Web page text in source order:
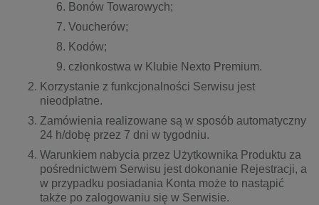
Bonów Towarowych;
Voucherów;
Kodów;
członkostwa w Klubie Nexto Premium.
Korzystanie z funkcjonalności Serwisu jest
nieodpłatne.
Zamówienia realizowane są w sposób automatyczny
24 h/dobę przez 7 dni w tygodniu.
Warunkiem nabycia przez Użytkownika Produktu za
pośrednictwem Serwisu jest dokonanie Rejestracji, a
w przypadku posiadania Konta może to nastąpić
także po zalogowaniu się w Serwisie.